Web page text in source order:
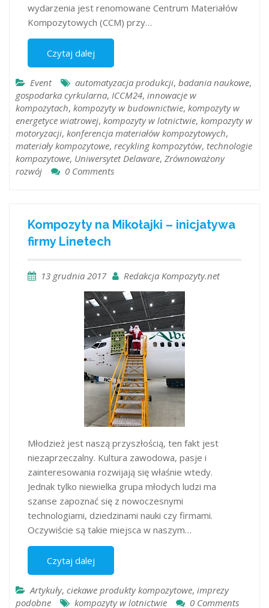
wydarzenia jest renomowane Centrum Materiałów
Kompozytowych (CCM) przy…
Czytaj dalej
Event automatyzacja produkcji, badania naukowe,
gospodarka cyrkularna, ICCM24, innowacje w
kompozytach, kompozyty w budownictwie, kompozyty w
energetyce wiatrowej, kompozyty w lotnictwie, kompozyty w
motoryzacji, konferencja materiałów kompozytowych,
materiały kompozytowe, recykling kompozytów, technologie
kompozytowe, Uniwersytet Delaware, Zrównoważony
rozwój
0 Comments
Kompozyty na Mikołajki – inicjatywa
firmy Linetech
13 grudnia 2017 Redakcja Kompozyty.net
Młodzież jest naszą przyszłością, ten fakt jest
niezaprzeczalny. Kultura zawodowa, pasje i
zainteresowania rozwijają się właśnie wtedy.
Jednak tylko niewielka grupa młodych ludzi ma
szanse zapoznać się z nowoczesnymi
technologiami, dziedzinami nauki czy firmami.
Oczywiście są takie miejsca w naszym…
Czytaj dalej
Artykuły, ciekawe produkty kompozytowe, imprezy
podobne
kompozyty w lotnictwie 0 Comments